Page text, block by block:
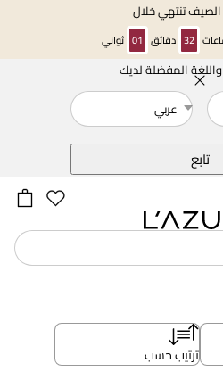
تنتهي خلال
32 دقائق 01 ثواني
المفضلة لديك
عربي
تابع
ترتيب حسب